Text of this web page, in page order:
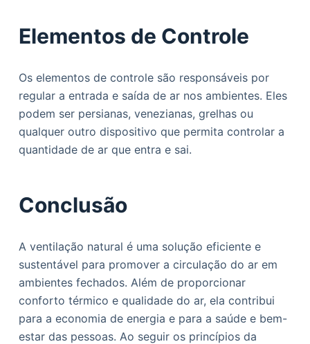
Elementos de Controle
Os elementos de controle são responsáveis por
regular a entrada e saída de ar nos ambientes. Eles
podem ser persianas, venezianas, grelhas ou
qualquer outro dispositivo que permita controlar a
quantidade de ar que entra e sai.
Conclusão
A ventilação natural é uma solução eficiente e
sustentável para promover a circulação do ar em
ambientes fechados. Além de proporcionar
conforto térmico e qualidade do ar, ela contribui
para a economia de energia e para a saúde e bem-
estar das pessoas. Ao seguir os princípios da